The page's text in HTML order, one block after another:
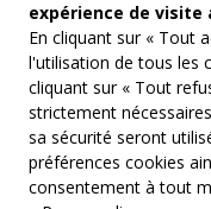
expérience de visite
En cliquant sur « Tout
l'utilisation de tous les
cliquant sur « Tout
strictement
sa sécurité seront
préférences cookies
consentement à tout